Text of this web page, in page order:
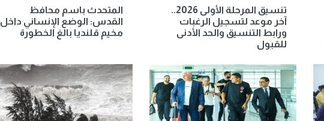
تنسيق المرحلة الأولى 2026..
آخر موعد لتسجيل الرغبات
ورابط التنسيق والحد الأدنى
للقبول
المتحدث باسم محافظ
القدس: الوضع الإنساني داخل
مخيم قلنديا بالغ الخطورة